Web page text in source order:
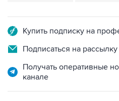
Купить подписку на
Подписаться на
Получать оперативные
канале